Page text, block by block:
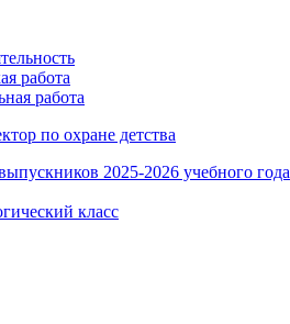
работа
работа
по охране детства
2025-2026 учебного года
класс